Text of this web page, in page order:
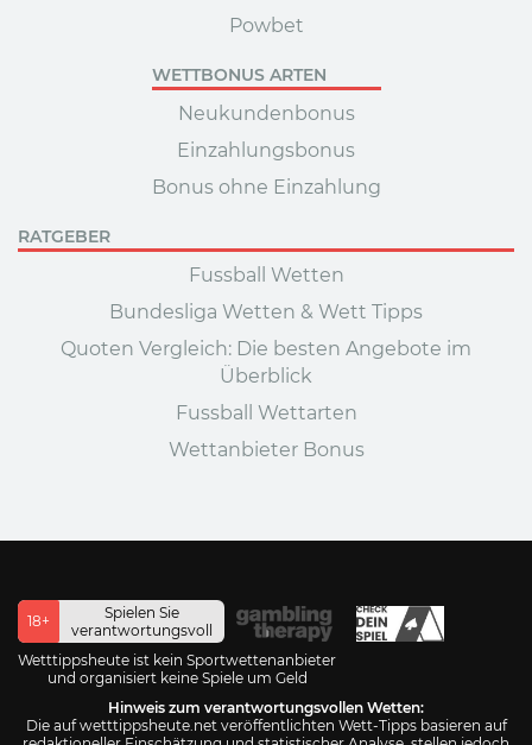
Powbet
WETTBONUS ARTEN
Neukundenbonus
Einzahlungsbonus
Bonus ohne Einzahlung
RATGEBER
Fussball Wetten
Bundesliga Wetten & Wett Tipps
Quoten Vergleich: Die besten Angebote im
Überblick
Fussball Wettarten
Wettanbieter Bonus
18+
Spielen Sie
verantwortungsvoll
Wetttippsheute ist kein Sportwettenanbieter
und organisiert keine Spiele um Geld
Hinweis zum verantwortungsvollen Wetten:
Die auf wetttippsheute.net veröffentlichten Wett-Tipps basieren auf